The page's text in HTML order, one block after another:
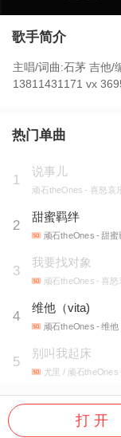
歌手简介
主唱/词曲:石茅 吉他/编曲:吴磊 鼓手/键盘:Shingo 野生独立乐队 tel
13811431171 vx
热门单曲
1
说事儿
顽石theOnes - 喜怒哀
2
甜蜜羁绊
顽石theOnes - 甜蜜
3
我要找对象
顽石theOnes - 喜怒
4
维他（vita)
顽石theOnes - 维他
5
别叫我起床
尤里 / 顽石theOnes
打 开